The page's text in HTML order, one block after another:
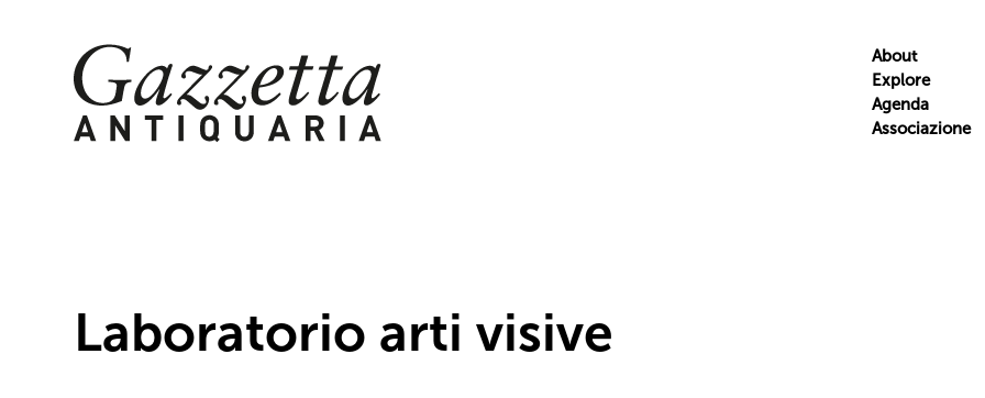
Skip
to
content
About
Explore
Agenda
Associazione
Laboratorio arti visive